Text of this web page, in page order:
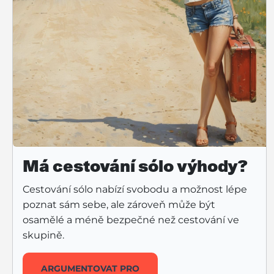
Má cestování sólo výhody?
Cestování sólo nabízí svobodu a možnost lépe
poznat sám sebe, ale zároveň může být
osamělé a méně bezpečné než cestování ve
skupině.
ARGUMENTOVAT PRO